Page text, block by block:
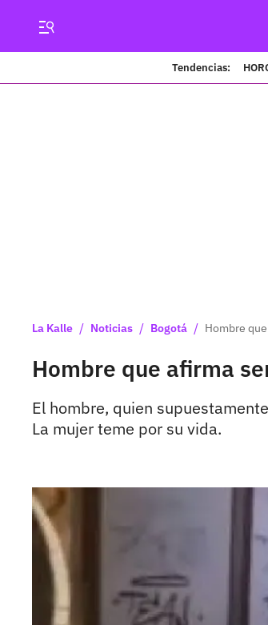
Tendencias:
La Kalle / Noticias / Bogotá / Hombre
Hombre que afirma
El hombre, quien
La mujer teme por su vida.